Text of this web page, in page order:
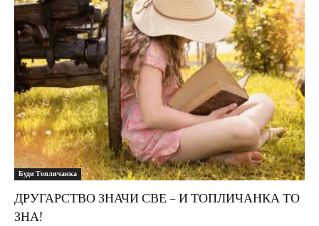
Буди Топличанка
ДРУГАРСТВО ЗНАЧИ СВЕ – И ТОПЛИЧАНКА ТО
ЗНА!